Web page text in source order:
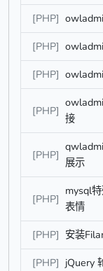
[PHP]
[PHP]
[PHP]
[PHP]
接
[PHP]
展示
[PHP]
mysql
表情
[PHP] 安装
[PHP] jQuery